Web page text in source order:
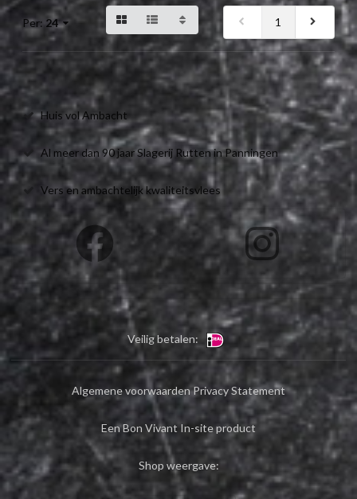
Per: 24 1
Huis vol Ambacht
Al meer dan 90 jaar Slagerij Rutten in Panningen
Vers en ambachtelijk kwaliteitsvlees
Veilig betalen:
Algemene voorwaardenPrivacy Statement
Een Bon Vivant In-site product
Shop weergave: